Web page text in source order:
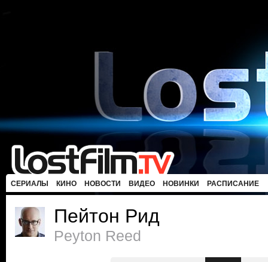
СЕРИАЛЫ КИНО НОВОСТИ ВИДЕО НОВИНКИ РАСПИСАНИЕ
Пейтон Рид
Peyton Reed